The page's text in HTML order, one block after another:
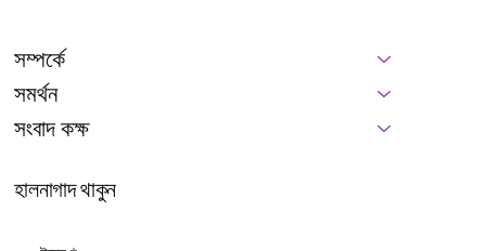
সম্পর্কে
সমর্থন
সংবাদ কক্ষ
হালনাগাদ থাকুন